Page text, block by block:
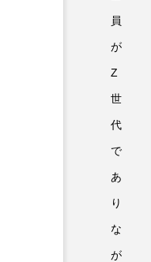
員
が
Z
世
代
で
あ
り
な
が